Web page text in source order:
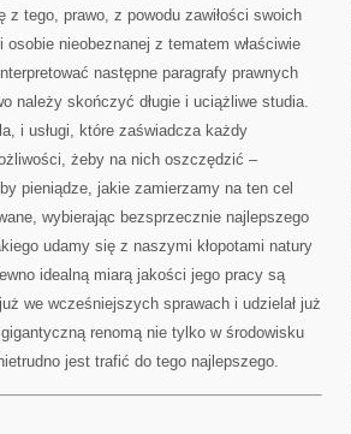
NAS
tego, prawo, z powodu zawiłości swoich
nieobeznanej z tematem właściwie
następne paragrafy prawnych
należy skończyć długie i uciążliwe studia.
i usługi, które zaświadcza każdy
żeby na nich oszczędzić –
pieniądze, jakie zamierzamy na ten cel
wybierając bezsprzecznie najlepszego
udamy się z naszymi kłopotami natury
idealną miarą jakości jego pracy są
we wcześniejszych sprawach i udzielał już
renomą nie tylko w środowisku
jest trafić do tego najlepszego.